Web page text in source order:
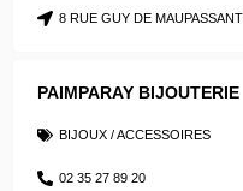
8 RUE GUY DE
PAIMPARAY BIJOUTERIE
BIJOUX / ACCESSOIRES
02 35 27 89 20